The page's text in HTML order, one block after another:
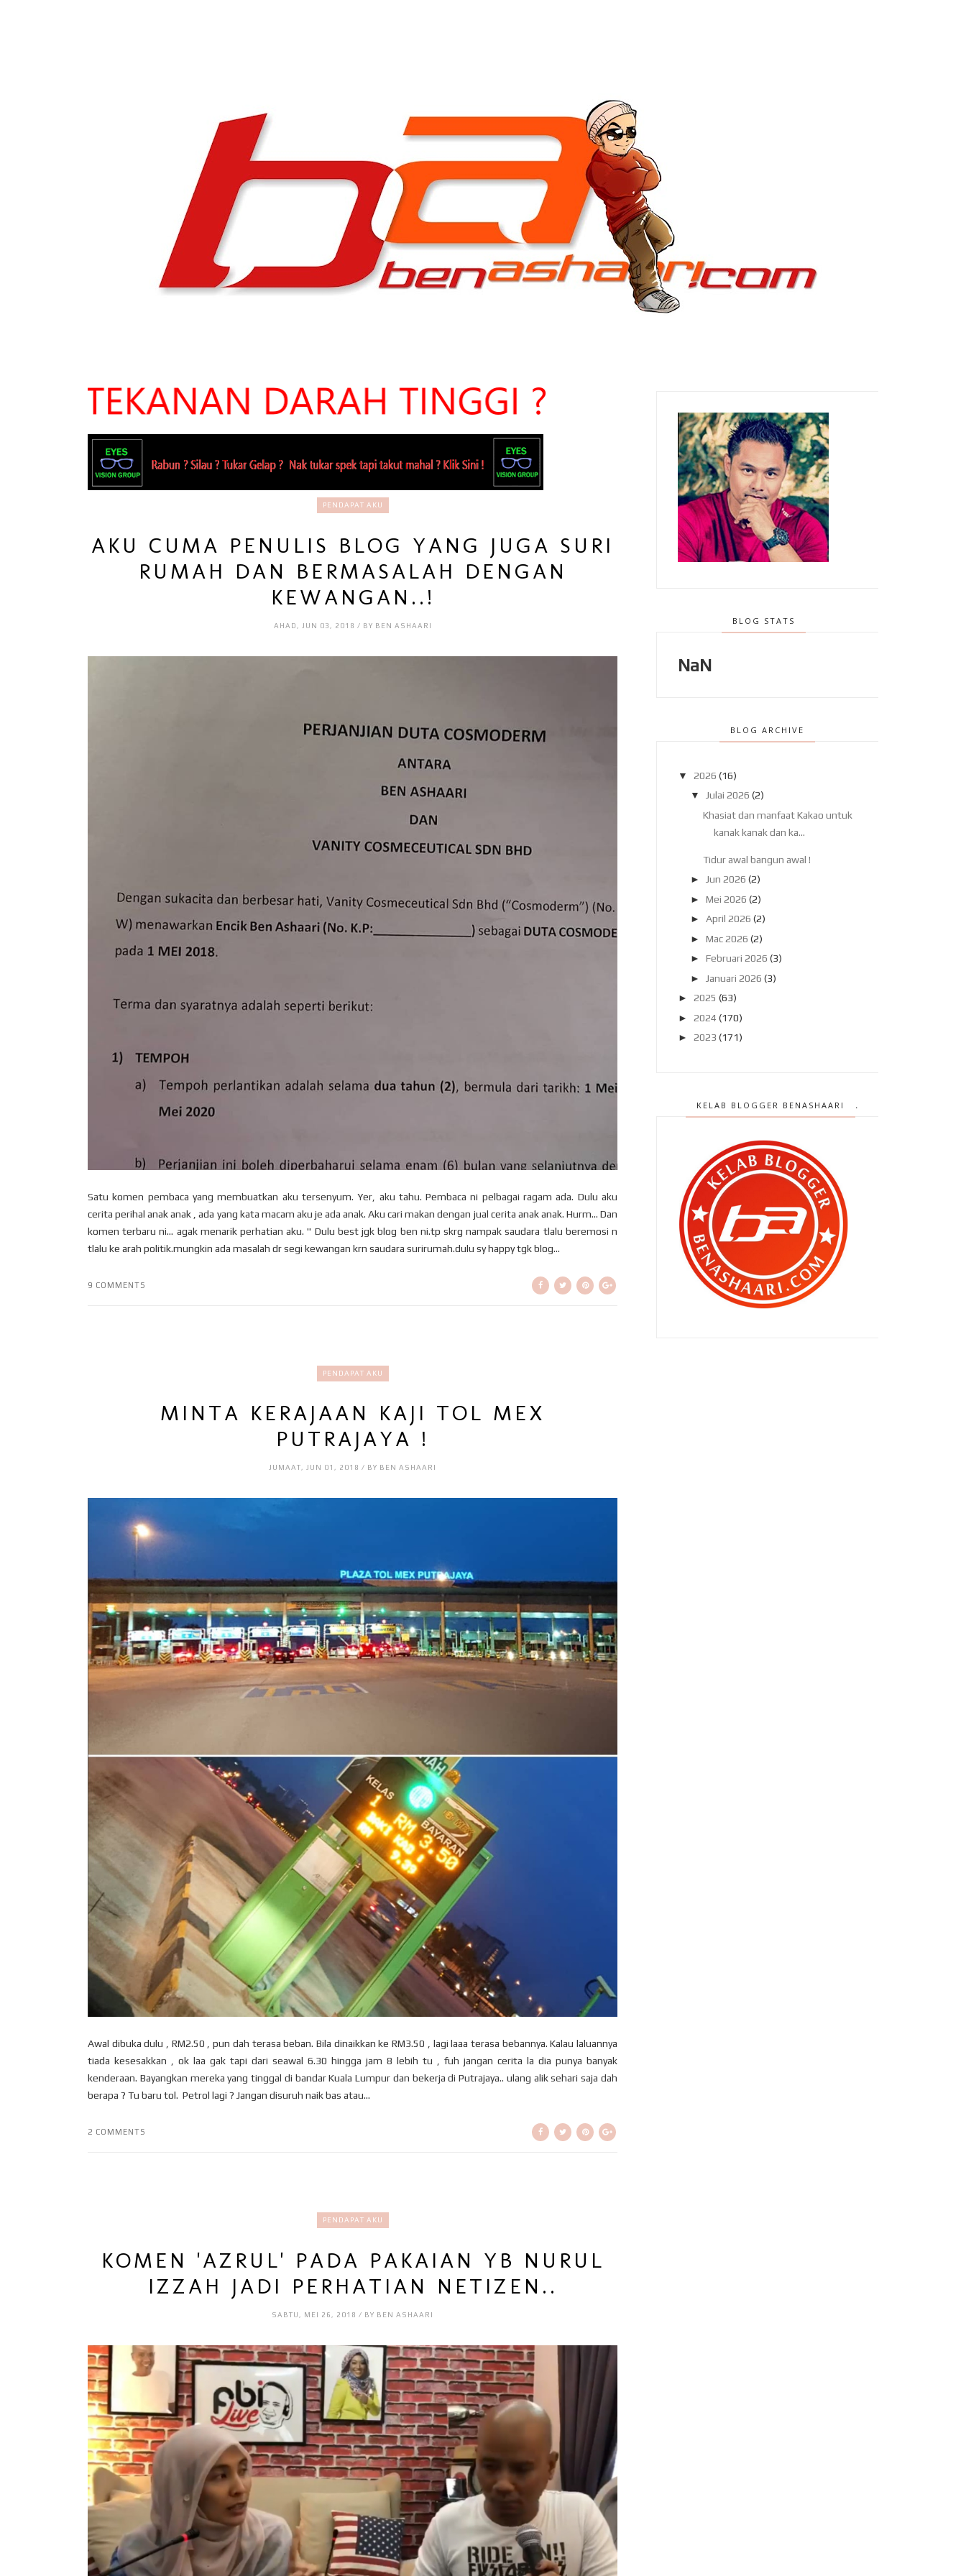
PENDAPAT AKU
AKU CUMA PENULIS BLOG YANG JUGA SURI
RUMAH DAN BERMASALAH DENGAN
KEWANGAN..!
AHAD, JUN 03, 2018 / BY BEN ASHAARI
Satu komen pembaca yang membuatkan aku tersenyum. Yer, aku tahu. Pembaca ni pelbagai ragam ada. Dulu aku
cerita perihal anak anak , ada yang kata macam aku je ada anak. Aku cari makan dengan jual cerita anak anak. Hurm... Dan
komen terbaru ni... agak menarik perhatian aku. " Dulu best jgk blog ben ni.tp skrg nampak saudara tlalu beremosi n
tlalu ke arah politik.mungkin ada masalah dr segi kewangan krn saudara surirumah.dulu sy happy tgk blog...
9 COMMENTS
PENDAPAT AKU
MINTA KERAJAAN KAJI TOL MEX
PUTRAJAYA !
JUMAAT, JUN 01, 2018 / BY BEN ASHAARI
Awal dibuka dulu , RM2.50 , pun dah terasa beban. Bila dinaikkan ke RM3.50 , lagi laaa terasa bebannya. Kalau laluannya
tiada kesesakkan , ok laa gak tapi dari seawal 6.30 hingga jam 8 lebih tu , fuh jangan cerita la dia punya banyak
kenderaan. Bayangkan mereka yang tinggal di bandar Kuala Lumpur dan bekerja di Putrajaya.. ulang alik sehari saja dah
berapa ? Tu baru tol. Petrol lagi ? Jangan disuruh naik bas atau...
2 COMMENTS
PENDAPAT AKU
KOMEN 'AZRUL' PADA PAKAIAN YB NURUL
IZZAH JADI PERHATIAN NETIZEN..
SABTU, MEI 26, 2018 / BY BEN ASHAARI
BLOG STATS
NaN
BLOG ARCHIVE
▼ 2026 (16)
▼
Julai 2026 (2)
Khasiat dan manfaat Kakao untuk
kanak kanak dan ka...
Tidur awal bangun awal !
► Jun 2026 (2)
► Mei 2026 (2)
► April 2026 (2)
► Mac 2026 (2)
► Februari 2026 (3)
►
Januari 2026 (3)
► 2025 (63)
► 2024 (170)
► 2023 (171)
►2019(407)
2017(648)
►2016 (788)
►2015(1019)
►2014
(1504)
►2013 (2151)
►2012(2986)
►2011(4966)
2010(4406)
KELAB BLOGGER BENASHAARI